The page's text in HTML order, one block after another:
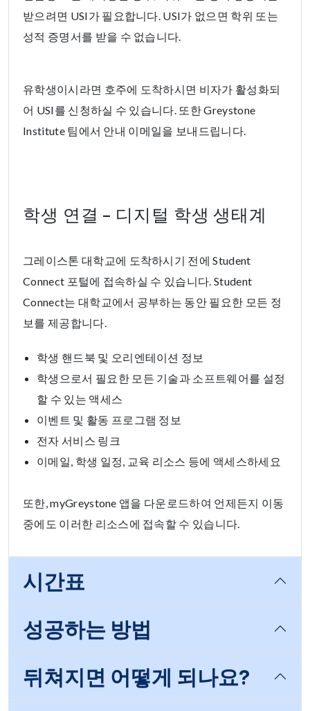
받으려면 USI가 필요합니다. USI가 없으면 학위 또는
성적 증명서를 받을 수 없습니다.
유학생이시라면 호주에 도착하시면 비자가 활성화되
어 USI를 신청하실 수 있습니다. 또한 Greystone
Institute 팀에서 안내 이메일을 보내드립니다.
학생 연결 – 디지털 학생 생태계
그레이스톤 대학교에 도착하시기 전에 Student
Connect 포털에 접속하실 수 있습니다. Student
Connect는 대학교에서 공부하는 동안 필요한 모든 정
보를 제공합니다.
학생 핸드북 및 오리엔테이션 정보
학생으로서 필요한 모든 기술과 소프트웨어를 설정
할 수 있는 액세스
이벤트 및 활동 프로그램 정보
전자 서비스 링크
이메일, 학생 일정, 교육 리소스 등에 액세스하세요
또한, myGreystone 앱을 다운로드하여 언제든지 이동
중에도 이러한 리소스에 접속할 수 있습니다.
시간표
성공하는 방법
뒤쳐지면 어떻게 되나요?